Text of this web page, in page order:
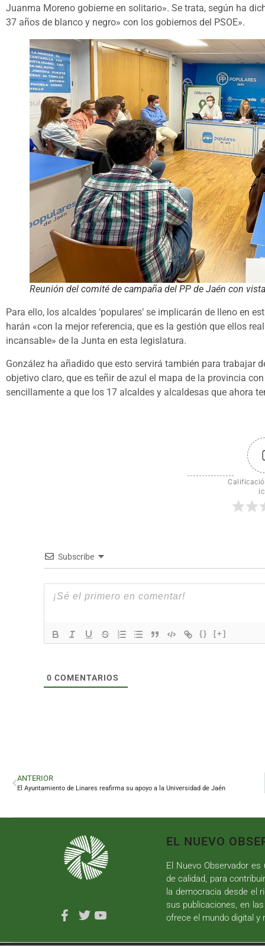
Juanma Moreno gobierne en solitario». Se trata, según ha
37 años de blanco y negro» con los gobiernos del PSOE».
Reunión del comité de campaña del PP de Jaén con
Para ello, los alcaldes ‘populares’ se implicarán de lleno en
harán «con la mejor referencia, que es la gestión que ellos
incansable» de la Junta en esta legislatura.
González ha añadido que esto servirá también para trabajar
objetivo claro, que es teñir de azul el mapa de la provincia
sencillamente a que los 17 alcaldes y alcaldesas que ahora
Subscribe
{} [+]
0 COMENTARIOS
ANTERIOR
El Ayuntamiento de Linares reafirma su apoyo a la Universidad de Jaén
EL NUEVO
El Nuevo Observador
de calidad, para
la democracia desde el
sus publicaciones, en
ofrece el mundo digital y